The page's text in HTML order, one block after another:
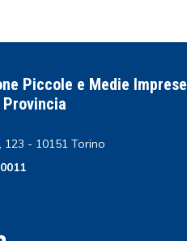
Piccole e Medie Imprese
Provincia
123 - 10151 Torino